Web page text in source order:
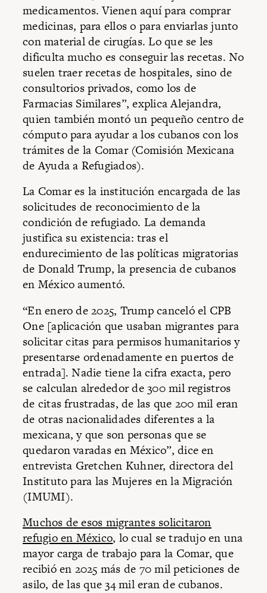
medicamentos. Vienen aquí para comprar
medicinas, para ellos o para enviarlas junto
con material de cirugías. Lo que se les
dificulta mucho es conseguir las recetas. No
suelen traer recetas de hospitales, sino de
consultorios privados, como los de
Farmacias Similares”, explica Alejandra,
quien también montó un pequeño centro de
cómputo para ayudar a los cubanos con los
trámites de la Comar (Comisión Mexicana
de Ayuda a Refugiados).
La Comar es la institución encargada de las
solicitudes de reconocimiento de la
condición de refugiado. La demanda
justifica su existencia: tras el
endurecimiento de las políticas migratorias
de Donald Trump, la presencia de cubanos
en México aumentó.
“En enero de 2025, Trump canceló el CPB
One [aplicación que usaban migrantes para
solicitar citas para permisos humanitarios y
presentarse ordenadamente en puertos de
entrada]. Nadie tiene la cifra exacta, pero
se calculan alrededor de 300 mil registros
de citas frustradas, de las que 200 mil eran
de otras nacionalidades diferentes a la
mexicana, y que son personas que se
quedaron varadas en México”, dice en
entrevista Gretchen Kuhner, directora del
Instituto para las Mujeres en la Migración
(IMUMI).
Muchos de esos migrantes solicitaron
refugio en México, lo cual se tradujo en una
mayor carga de trabajo para la Comar, que
recibió en 2025 más de 70 mil peticiones de
asilo, de las que 34 mil eran de cubanos.